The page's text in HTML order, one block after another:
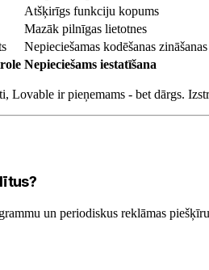
Atšķirīgs funkciju kopums
Mazāk pilnīgas lietotnes
Nepieciešamas kodēšanas zināšanas
Nepieciešams iestatīšana
Lovable ir pieņemams - bet dārgs.
un periodiskus reklāmas